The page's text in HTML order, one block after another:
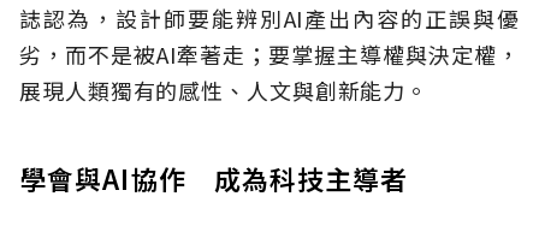
誌認為，設計師要能辨別AI產出內容的正誤與優
劣，而不是被AI牽著走；要掌握主導權與決定權，
展現人類獨有的感性、人文與創新能力。
學會與AI協作 成為科技主導者